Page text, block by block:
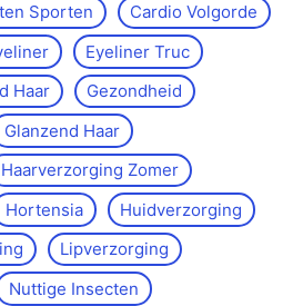
Sporten
Cardio Volgorde
Eyeliner Truc
Haar
Gezondheid
Glanzend Haar
Haarverzorging Zomer
Hortensia
Huidverzorging
Lipverzorging
Nuttige Insecten